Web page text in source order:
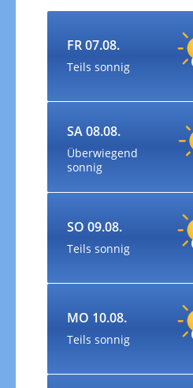
FR 07.08.
Teils sonnig
SA 08.08.
Überwiegend
sonnig
SO 09.08.
Teils sonnig
MO 10.08.
Teils sonnig